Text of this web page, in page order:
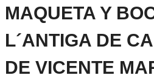
MAQUETA Y
L´ANTIGA DE
DE VICENTE